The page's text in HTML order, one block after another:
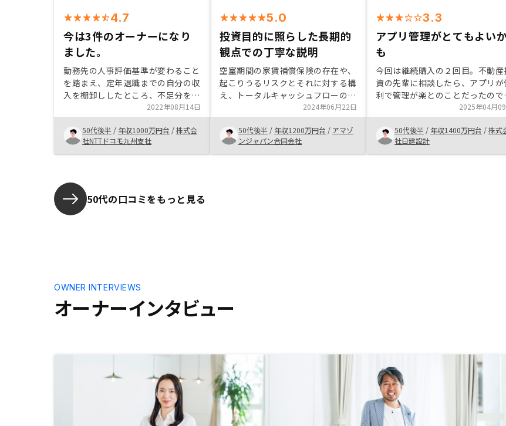
4.7
今は3件のオーナーになり
ました。
勤務先の人事評価基準が変わること
を踏まえ、定年退職までの自分の収
入を棚卸ししたところ、不足分をど
のように補填するかか不動産投資を
始めたきっかけです。 RENOSYは
不動産投資のメリットデメリットを
わかりやすく説明していたことと営
業担当者に不明点を質問した際にリ
たこと、あとはオプションで家賃収
入保障制度があったのが購入を決め
た理由となります。初年度は2件で
スタートして様子見をしましたが2
2022年08月14日
50代後半 / 年収1000万円台 /株式会
社NTTドコモ九州支社
5.0
投資目的に照らした長期的
観点での丁寧な説明
空室期間の家賃補償保険の存在や、
起こりうるリスクとそれに対する構
え、トータルキャッシュフローの丁
寧なご説明などの安心感はREMOSY
での投資決断の大きな決め手になり
ました。 各種説明時に具体的な事
例をご紹介頂いたことも投資決断に
大きく寄与しました。前述の通りで
2024年06月22日
50代後半 / 年収1200万円台 / アマゾ
ンジャパン合同会社
3.3
アプリ管理がとてもよい
も
今回は継続購入の２回目。不動産
資の先輩に相談したら、アプリが
利で管理が楽とのことだったので
複数件購入してアプリ管理をター
ットに購入を検討しているうちに
継続購入になりました。 たしかに
いろいろな書類がWEBで保管、参
照できるので、初めての不動産購
のが不便、絶対に修正しないとなら
ないデータのはずなのに、ゴミが残
る仕様になっているようで気持ち悪
い
2025年04月
50代後半 / 年収1400万円台 /株式
社日建設計
50代の口コミをもっと見る
オーナーインタビュー
OWNER INTERVIEWS